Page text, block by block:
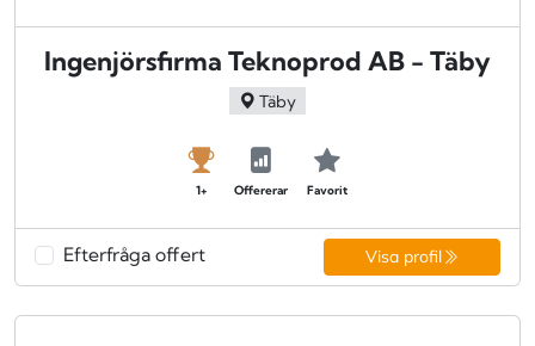
Ingenjörsfirma Teknoprod AB - Täby
Täby
1+ Offererar Favorit
Efterfråga offert Visa profil